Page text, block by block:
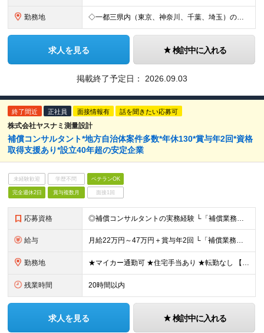
勤務地 ◇一都三県内（東京、神奈川、千葉、埼玉）の店舗 ※転勤なし ◇chocoZAP・RIZAP等の店舗施工を担当 【勤務エリア】 東京都、神奈川県、埼玉県、千葉県 【本社所在地】 東京都新宿区西新宿8
求人を見る 検討中に入れる
掲載終了予定日： 2026.09.03
終了間近 正社員 面接情報有 話を聞きたい応募可
株式会社ヤスナミ測量設計
補償コンサルタント*地方自治体案件多数*年休130*賞与年2回*資格
取得支援あり*設立40年超の安定企業
未経験歓迎 学歴不問 ベテランOK
完全週休2日 賞与複数月 面接1回
応募資格 ◎補償コンサルタントの実務経験 └「補償業務管理士」の資格の有無は問いません ◎普通自動車免許（AT限定可） ◎高卒以上 ■□運転サポートあり□■ ペーパードライバーの方もご安心ください！運転免許さ
給与 月給22万円～47万円＋賞与年2回 └「補償業務管理士」などの資格をお持ちの場合は優遇します ※残業代は全額支給します ※諸手当（2万円～／月）を含む ※試用期間3か月（その間の給与・待遇に差異はあ
勤務地 ★マイカー通勤可 ★住宅手当あり ★転勤なし 【本社】 埼玉県越谷市千間台東二丁目7番地16 ※変更の範囲：上記を除く当社関連勤務地
残業時間 20時間以内
求人を見る 検討中に入れる